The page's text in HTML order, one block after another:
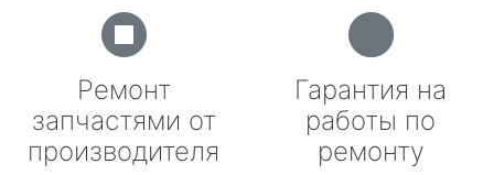
Ремонт
запчастями от
производителя
Гарантия на
работы по
ремонту